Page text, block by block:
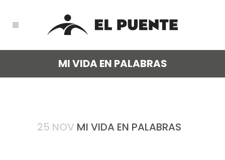
MI VIDA EN PALABRAS
25 NOV MI VIDA EN PALABRAS